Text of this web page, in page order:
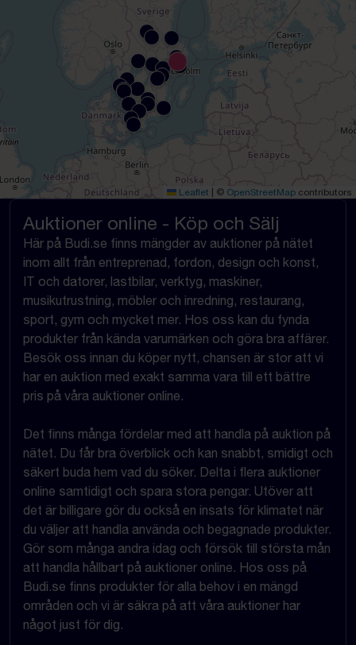
Leaflet © OpenStreetMap contributors
Auktioner online - Köp och Sälj
Här på Budi.se finns mängder av auktioner på nätet
inom allt från entreprenad, fordon, design och konst,
IT och datorer, lastbilar, verktyg, maskiner,
musikutrustning, möbler och inredning, restaurang,
sport, gym och mycket mer. Hos oss kan du fynda
produkter från kända varumärken och göra bra affärer.
Besök oss innan du köper nytt, chansen är stor att vi
har en auktion med exakt samma vara till ett bättre
pris på våra auktioner online.
Det finns många fördelar med att handla på auktion på
nätet. Du får bra överblick och kan snabbt, smidigt och
säkert buda hem vad du söker. Delta i flera auktioner
online samtidigt och spara stora pengar. Utöver att
det är billigare gör du också en insats för klimatet när
du väljer att handla använda och begagnade produkter.
Gör som många andra idag och försök till största mån
att handla hållbart på auktioner online. Hos oss på
Budi.se finns produkter för alla behov i en mängd
områden och vi är säkra på att våra auktioner har
något just för dig.